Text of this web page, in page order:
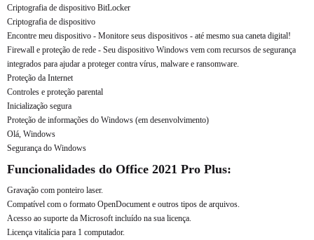
Criptografia de dispositivo BitLocker
Criptografia de dispositivo
Encontre meu dispositivo - Monitore seus dispositivos - até mesmo sua caneta digital!
Firewall e proteção de rede - Seu dispositivo Windows vem com recursos de segurança
integrados para ajudar a proteger contra vírus, malware e ransomware.
Proteção da Internet
Controles e proteção parental
Inicialização segura
Proteção de informações do Windows (em desenvolvimento)
Olá, Windows
Segurança do Windows
Funcionalidades do Office 2021 Pro Plus:
Gravação com ponteiro laser.
Compatível com o formato OpenDocument e outros tipos de arquivos.
Acesso ao suporte da Microsoft incluído na sua licença.
Licença vitalícia para 1 computador.